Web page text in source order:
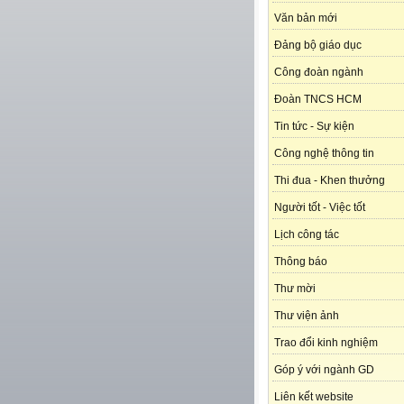
Văn bản mới
Đảng bộ giáo dục
Công đoàn ngành
Đoàn TNCS HCM
Tin tức - Sự kiện
Công nghệ thông tin
Thi đua - Khen thưởng
Người tốt - Việc tốt
Lịch công tác
Thông báo
Thư mời
Thư viện ảnh
Trao đổi kinh nghiệm
Góp ý với ngành GD
Liên kết website